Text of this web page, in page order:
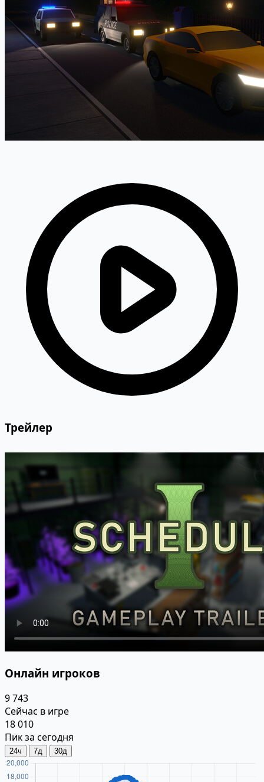
Трейлер
Онлайн игроков
9 743
Сейчас в игре
18 010
Пик за сегодня
24ч 7д 30д